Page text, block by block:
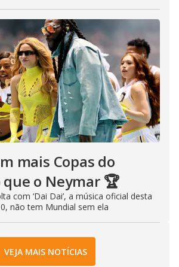
mais Copas do
o Neymar 🏆
com ‘Dai Dai’, a música oficial desta
não tem Mundial sem ela
VEJA MAIS NOTÍCIAS